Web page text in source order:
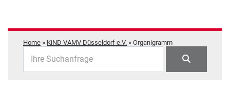
Home » KiND VAMV Düsseldorf e.V. » Organigramm
Ihre Suchanfrage